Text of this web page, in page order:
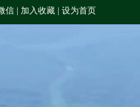
信 加入收藏 设为首页